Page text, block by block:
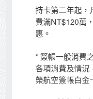
持卡第二年起，
費滿NT$120萬
惠。
* 簽帳一般消費
各項消費及情況
榮航空簽帳白金